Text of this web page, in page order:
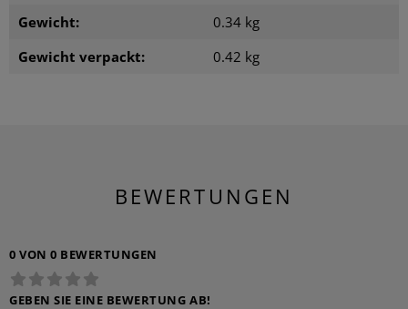
Gewicht:
0.34 kg
Gewicht verpackt:
0.42 kg
BEWERTUNGEN
0 VON 0 BEWERTUNGEN
GEBEN SIE EINE BEWERTUNG AB!